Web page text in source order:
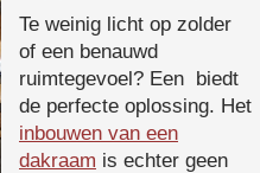
Te weinig licht op zolder
of een benauwd
ruimtegevoel? Een biedt
de perfecte oplossing. Het
inbouwen van een
dakraam is echter geen